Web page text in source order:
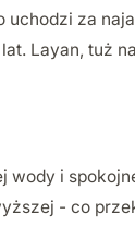
uchodzi za
Layan, tuż
wody i
- co